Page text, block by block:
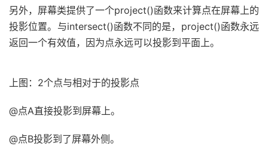
另外，屏幕类提供了一个project()函数来计算点在屏幕上的
投影位置。与intersect()函数不同的是，project()函数永远
返回一个有效值，因为点永远可以投影到平面上。
上图：2个点与相对于的投影点
@点A直接投影到屏幕上。
@点B投影到了屏幕外侧。